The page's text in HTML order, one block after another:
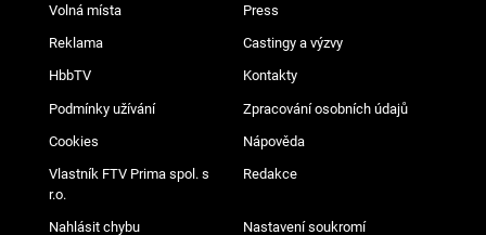
Volná místa Press
Reklama Castingy a výzvy
HbbTV Kontakty
Podmínky užívání Zpracování osobních údajů
Cookies Nápověda
Vlastník FTV Prima spol. s
r.o.
Redakce
Nahlásit chybu Nastavení soukromí